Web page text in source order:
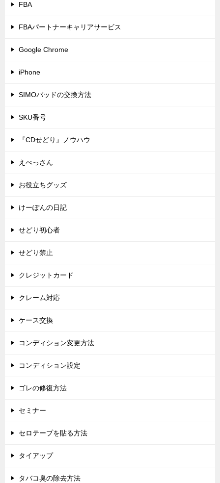
FBA
FBAパートナーキャリアサービス
Google Chrome
iPhone
SIMOパッドの交換方法
SKU番号
『CDせどり』ノウハウ
えべっさん
お役立ちグッズ
けーぽんの日記
せどり初心者
せどり禁止
クレジットカード
クレーム対応
ケース交換
コンディション変更方法
コンディション設定
ゴレの修復方法
セミナー
セロテープを貼る方法
タイアップ
タバコ臭の除去方法